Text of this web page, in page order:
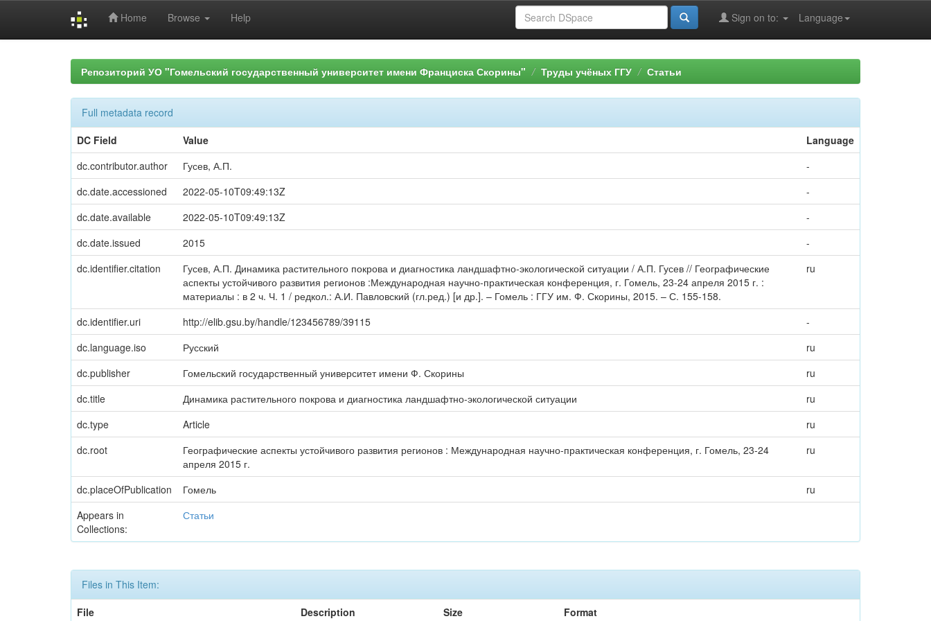
Home Browse Help Language
Sign on to:
Репозиторий УО "Гомельский государственный университет имени Франциска Скорины" Труды учёных ГГУ Статьи
Full metadata record
DC Field
Value
Language
dc.contributor.author
Гусев, А.П.
-
dc.date.accessioned
2022-05-10T09:49:13Z
-
dc.date.available
2022-05-10T09:49:13Z
-
dc.date.issued
2015
-
dc.identifier.citation
Гусев, А.П. Динамика растительного покрова и диагностика ландшафтно-экологической ситуации / А.П. Гусев // Географические
аспекты устойчивого развития регионов :Международная научно-практическая конференция, г. Гомель, 23-24 апреля 2015 г. :
материалы : в 2 ч. Ч. 1 / редкол.: А.И. Павловский (гл.ред.) [и др.]. – Гомель : ГГУ им. Ф. Скорины, 2015. – С. 155-158.
ru
dc.identifier.uri http://elib.gsu.by/handle/123456789/39115
-
dc.language.iso
Русский
ru
dc.publisher
Гомельский государственный университет имени Ф. Скорины
ru
dc.title
Динамика растительного покрова и диагностика ландшафтно-экологической ситуации
ru
dc.type
Article
ru
dc.root
Географические аспекты устойчивого развития регионов : Международная научно-практическая конференция, г. Гомель, 23-24
апреля 2015 г.
ru
dc.placeOfPublication Гомель
ru
Appears in
Collections:
Статьи
Files in This Item:
File
Description Size Format